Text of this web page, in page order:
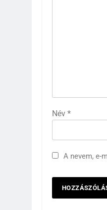
Név *
A nevem, e-